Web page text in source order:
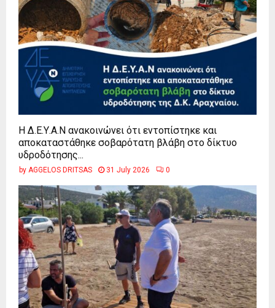
Η Δ.Ε.Υ.Α.Ν ανακοινώνει ότι εντοπίστηκε και
αποκαταστάθηκε σοβαρότατη βλάβη στο δίκτυο
υδροδότησης...
by AGGELOS DRITSAS 31 July 2026 0